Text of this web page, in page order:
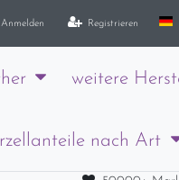
Anmelden Registrieren
weitere
nach Art